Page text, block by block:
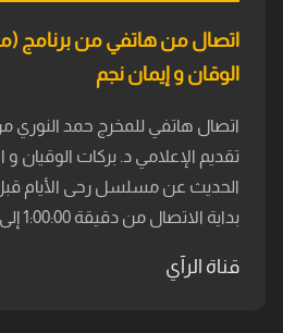
اتصال من هاتفي من برنامج
الوقان و إيمان نجم
اتصال هاتفي للمخرج حمد النوري
تقديم الإعلامي د. بركات الوقيان و
الحديث عن مسلسل رحى الأيام
بداية الاتصال من دقيقة 1:00:00 إلى 1:09:00 ، وحديث شيق
قناة الرآي